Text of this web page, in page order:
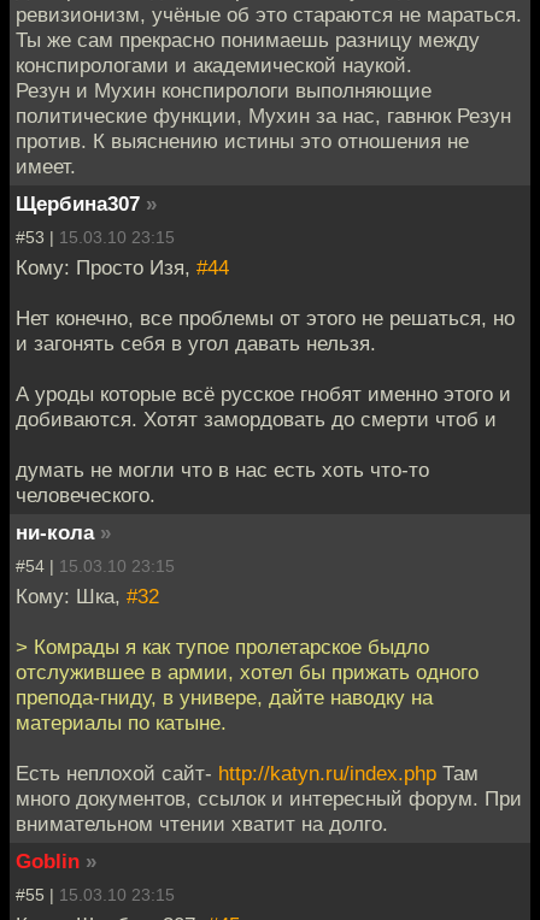
ревизионизм, учёные об это стараются не мараться.
Ты же сам прекрасно понимаешь разницу между
конспирологами и академической наукой.
Резун и Мухин конспирологи выполняющие
политические функции, Мухин за нас, гавнюк Резун
против. К выяснению истины это отношения не
имеет.
Щербина307 »
#53 | 15.03.10 23:15
Кому: Просто Изя, #44
Нет конечно, все проблемы от этого не решаться, но
и загонять себя в угол давать нельзя.
А уроды которые всё русское гнобят именно этого и
добиваются. Хотят замордовать до смерти чтоб и
думать не могли что в нас есть хоть что-то
человеческого.
ни-кола »
#54 | 15.03.10 23:15
Кому: Шка, #32
> Комрады я как тупое пролетарское быдло
отслужившее в армии, хотел бы прижать одного
препода-гниду, в универе, дайте наводку на
материалы по катыне.
Есть неплохой сайт- http://katyn.ru/index.php Там
много документов, ссылок и интересный форум. При
внимательном чтении хватит на долго.
Goblin »
#55 | 15.03.10 23:15